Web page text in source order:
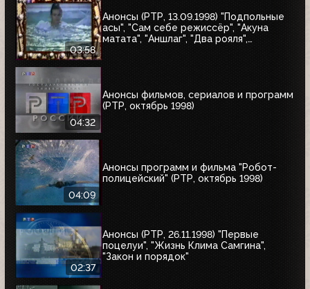
03:58
Анонсы (РТР, 13.09.1998) "Подпольные
асы", "Сам себе режиссёр", "Акуна
матата", "Аншлаг", "Два рояля",
04:32
Анонсы фильмов, сериалов и программ
(РТР, октябрь 1998)
04:09
Анонсы программ и фильма "Робот-
полицейский" (РТР, октябрь 1998)
02:37
Анонсы (РТР, 26.11.1998) "Первые
поцелуи", "Жизнь Клима Самгина",
"Закон и порядок"